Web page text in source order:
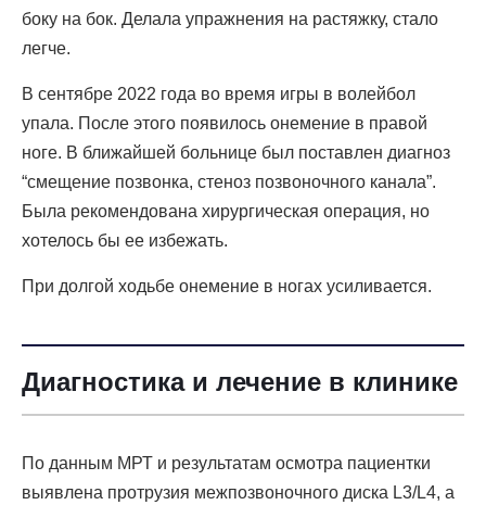
боку на бок. Делала упражнения на растяжку, стало
легче.
В сентябре 2022 года во время игры в волейбол
упала. После этого появилось онемение в правой
ноге. В ближайшей больнице был поставлен диагноз
“смещение позвонка, стеноз позвоночного канала”.
Была рекомендована хирургическая операция, но
хотелось бы ее избежать.
При долгой ходьбе онемение в ногах усиливается.
Диагностика и лечение в клинике
По данным МРТ и результатам осмотра пациентки
выявлена протрузия межпозвоночного диска L3/L4, а